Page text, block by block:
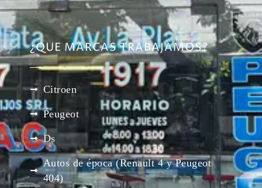
¿QUE MARCAS TRABAJAMOS?
Citroen
Peugeot
Ds
Autos de época (Renault 4 y Peugeot
404)